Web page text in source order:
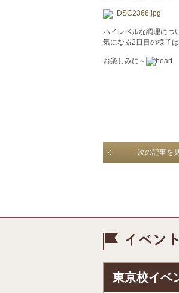
ハイレベルな調理につ
気になる2日目の様子
お楽しみに～
次の記事を
東京校イベ